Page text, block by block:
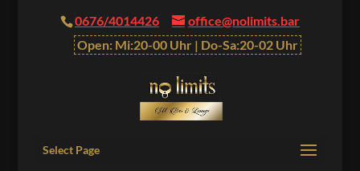
0676/4014426
office@nolimits.bar
Open: Mi:20-00 Uhr | Do-Sa:20-02 Uhr
Select Page